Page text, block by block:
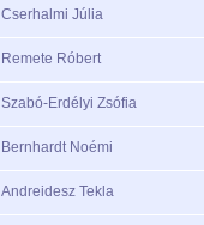
Cserhalmi Júlia
Remete Róbert
Szabó-Erdélyi Zsófia
Bernhardt Noémi
Andreidesz Tekla